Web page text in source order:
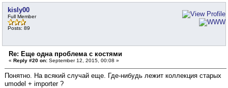
kisly00
Full Member
Posts: 89
Re: Еще одна проблема с костями
« Reply #20 on: September 12, 2015, 00:08 »
Понятно. На всякий случай еще. Где-нибудь лежит коллекция старых
umodel + importer ?